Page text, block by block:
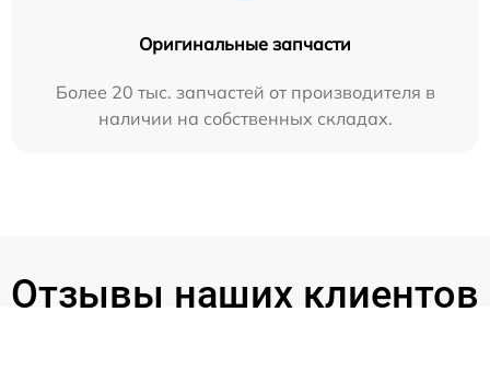
Оригинальные запчасти
Более 20 тыс. запчастей от производителя в
наличии на собственных складах.
Отзывы наших клиентов